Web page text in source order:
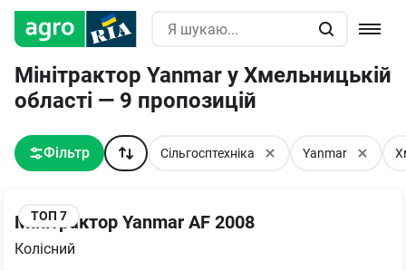
Мінітрактор Yanmar у Хмельницькій
області — 9 пропозицій
Фільтр Сільгосптехніка Yanmar
ТОП 7
Мінітрактор Yanmar AF 2008
Колісний